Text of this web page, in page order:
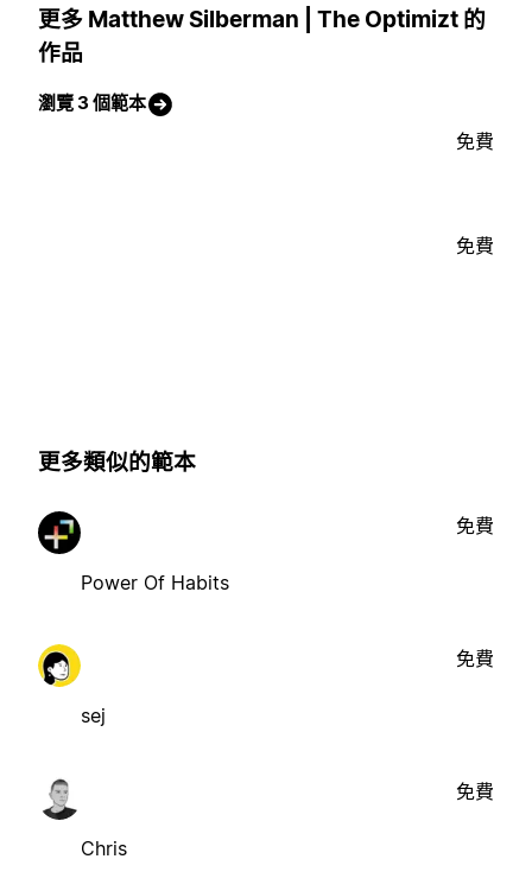
更多 Matthew Silberman | The Optimizt 的
作品
瀏覽 3 個範本
免費
免費
更多類似的範本
Power Of Habits
免費
sej
免費
Chris
免費